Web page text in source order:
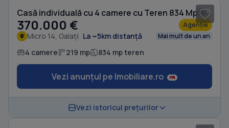
Casă individuală cu 4 camere cu Teren 834 Mp în Micro 14
370.000 € Agenție
Micro 14, Galați La ~5km distanță Mai mult de un an
4 camere 219 mp 834 mp teren
Vezi anunțul pe Imobiliare.ro
Vezi istoricul prețurilor